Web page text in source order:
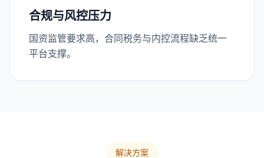
合规与风控压力
国资监管要求高，合同税务与内控流程缺乏统一
平台支撑。
解决方案